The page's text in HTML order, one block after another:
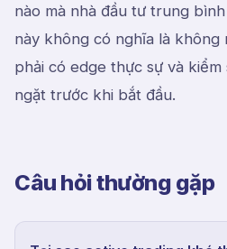
nào mà nhà đầu tư trung
này không có nghĩa là
phải có edge thực sự và
ngặt trước khi bắt đầu.
Câu hỏi thường gặp